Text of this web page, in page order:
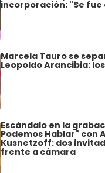
incorporación: "Se
Marcela Tauro se
Leopoldo Arancibia:
Escándalo en la
Podemos Hablar" con
Kusnetzoff: dos
frente a cámara